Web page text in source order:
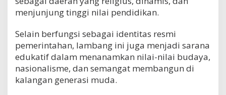
menjunjung tinggi nilai pendidikan.
Selain berfungsi sebagai identitas resmi
pemerintahan, lambang ini juga menjadi sarana
edukatif dalam menanamkan nilai-nilai budaya,
nasionalisme, dan semangat membangun di
kalangan generasi muda.